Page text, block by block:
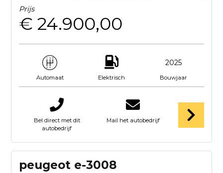
Prijs
€ 24.900,00
Automaat Elektrisch
2025
Bouwjaar
Bel direct met dit
autobedrijf
Mail het autobedrijf
peugeot e-3008